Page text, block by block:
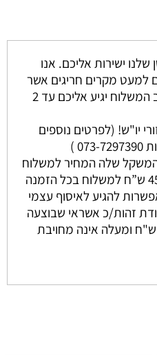
ישירות אליכם. אנו
להגיע בין 3-7 ימים למעט מקרים חריגים אשר
אינם ניתנים לשליטתנו. לרוב המשלוח יגיע אליכם עד 2
יו"ש! (לפרטים נוספים
)
שלה המחיר למשלוח
הינו קבוע ועומד על סך של 45 ש”ח למשלוח בכל הזמנה
ישנה אפשרות להגיע לאיסוף עצמי
זהות/כ אשראי שבוצעה
ההזמנה. הזמנה מעל 1000 ש"ח ומעלה אינה מחויבת